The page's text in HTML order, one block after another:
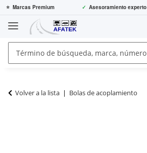
⭐ Marcas Premium ✓ Asesoramiento experto
Volver a la lista Bolas de acoplamiento